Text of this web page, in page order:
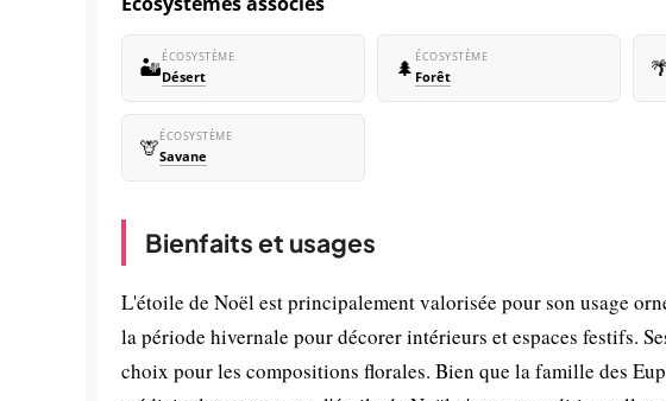
🏜️ÉCOSYSTÈME
Désert 🌲 ÉCOSYSTÈME
Forêt
🦒ÉCOSYSTÈME
Savane
Bienfaits et usages
L'étoile de Noël est principalement valorisée pour son usage
la période hivernale pour décorer intérieurs et espaces festifs.
choix pour les compositions florales. Bien que la famille des